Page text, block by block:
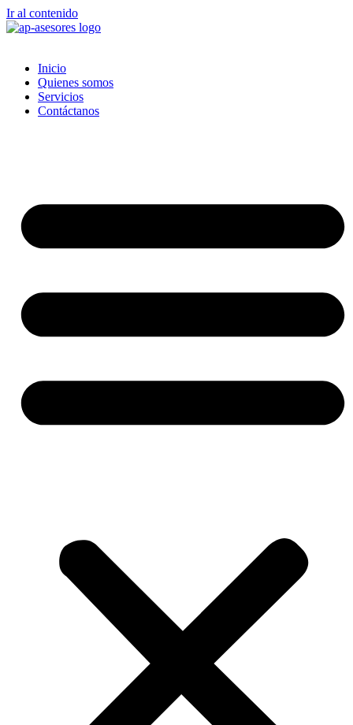
Ir al contenido
Inicio
Quienes somos
Servicios
Contáctanos